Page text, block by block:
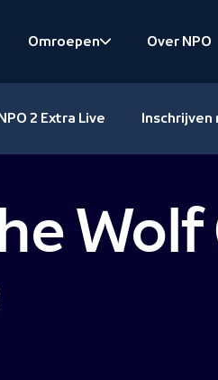
Omroepen
Over NPO
2 Extra Live